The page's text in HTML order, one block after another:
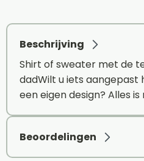
Beschrijving
Shirt of sweater met de
dadWilt u iets
een eigen design? Alles is
Beoordelingen